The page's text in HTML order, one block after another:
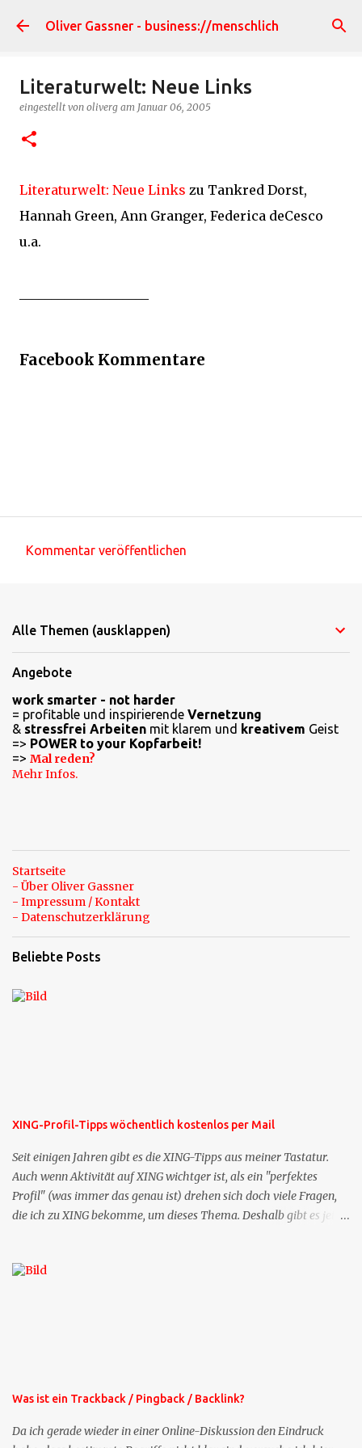
Direkt zum Hauptbereich
Oliver Gassner - business://menschlich
Literaturwelt: Neue Links
eingestellt von oliverg am Januar 06, 2005
Literaturwelt: Neue Links zu Tankred Dorst,
Hannah Green, Ann Granger, Federica deCesco
u.a.
Facebook Kommentare
m
n
t
a
r
e
Kommentar veröffentlichen
Alle Themen (ausklappen)
Angebote
work smarter - not harder
= profitable und inspirierende Vernetzung
& stressfrei Arbeiten mit klarem und kreativem Geist
=> POWER to your Kopfarbeit!
=> Mal reden?
Mehr Infos.
Startseite
- Über Oliver Gassner
- Impressum / Kontakt
- Datenschutzerklärung
Beliebte Posts
XING-Profil-Tipps wöchentlich kostenlos per Mail
Seit einigen Jahren gibt es die XING-Tipps aus meiner Tastatur.
Auch wenn Aktivität auf XING wichtger ist, als ein "perfektes
Profil" (was immer das genau ist) drehen sich doch viele Fragen,
die ich zu XING bekomme, um dieses Thema. Deshalb gibt es jetzt
bekommen Sie kostenlos eine weitere Folge. Die Startsequenz ist 16
Was ist ein Trackback / Pingback / Backlink?
Da ich gerade wieder in einer Online-Diskussion den Eindruck